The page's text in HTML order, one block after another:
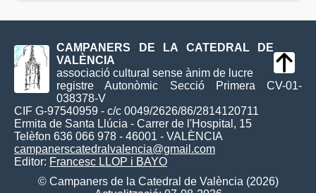
CAMPANERS DE LA CATEDRAL DE
VALÈNCIA
associació cultural sense ànim de lucre
registre Autonòmic Secció Primera CV-01-
038378-V
CIF G-97540959 - c/c 0049/2626/86/2814120711
Ermita de Santa Llúcia - Carrer de l'Hospital, 15
Telèfon 636 066 978 - 46001 - VALÈNCIA
campanerscatedralvalencia@gmail.com
Editor: Francesc LLOP i BAYO
© Campaners de la Catedral de València (2026)